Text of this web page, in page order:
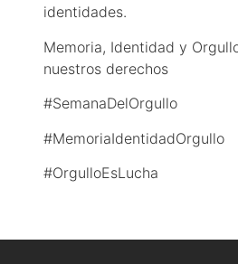
identidades.
Memoria, Identidad y
nuestros derechos
#SemanaDelOrgullo
#MemoriaIdentidadOrgullo
#OrgulloEsLucha